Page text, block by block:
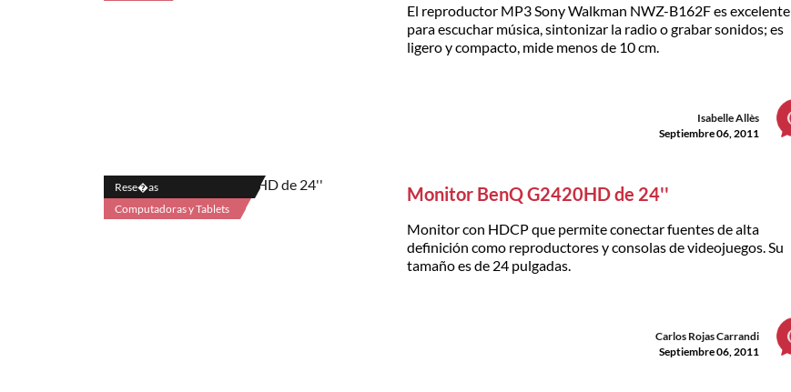
El reproductor MP3 Sony Walkman NWZ-B162F es excelente
para escuchar música, sintonizar la radio o grabar sonidos; es
ligero y compacto, mide menos de 10 cm.
Isabelle Allès
Septiembre 06, 2011
Rese�as
Computadoras y Tablets
Monitor BenQ G2420HD de 24''
Monitor con HDCP que permite conectar fuentes de alta
definición como reproductores y consolas de videojuegos. Su
tamaño es de 24 pulgadas.
Carlos Rojas Carrandi
Septiembre 06, 2011